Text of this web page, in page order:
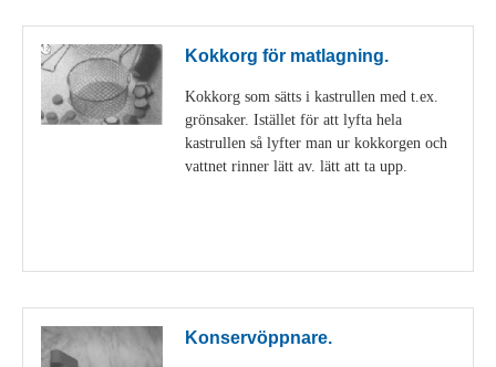
Kokkorg för matlagning.
Kokkorg som sätts i kastrullen med t.ex.
grönsaker. Istället för att lyfta hela
kastrullen så lyfter man ur kokkorgen och
vattnet rinner lätt av. lätt att ta upp.
Konservöppnare.